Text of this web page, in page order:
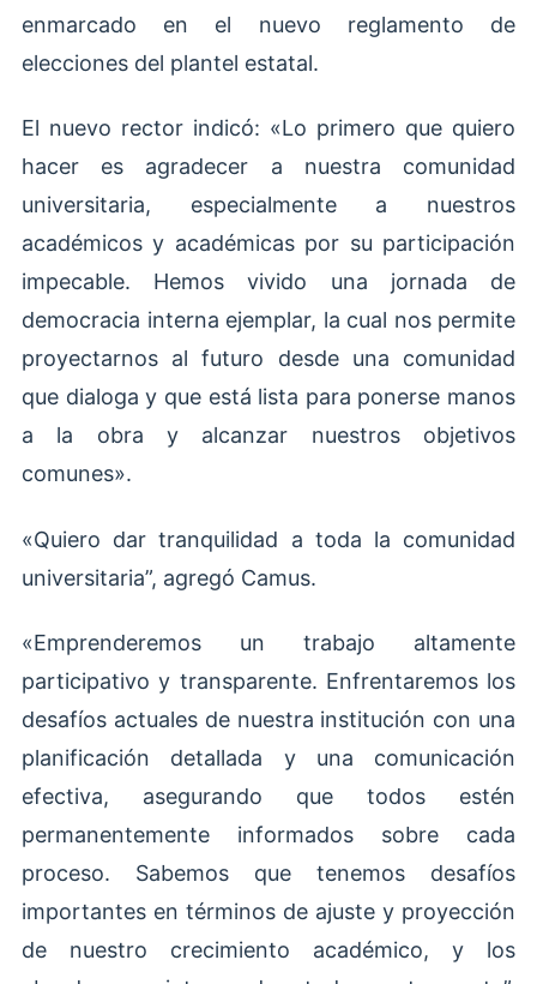
enmarcado en el nuevo reglamento de
elecciones del plantel estatal.
El nuevo rector indicó: «Lo primero que quiero
hacer es agradecer a nuestra comunidad
universitaria, especialmente a nuestros
académicos y académicas por su participación
impecable. Hemos vivido una jornada de
democracia interna ejemplar, la cual nos permite
proyectarnos al futuro desde una comunidad
que dialoga y que está lista para ponerse manos
a la obra y alcanzar nuestros objetivos
comunes».
«Quiero dar tranquilidad a toda la comunidad
universitaria”, agregó Camus.
«Emprenderemos un trabajo altamente
participativo y transparente. Enfrentaremos los
desafíos actuales de nuestra institución con una
planificación detallada y una comunicación
efectiva, asegurando que todos estén
permanentemente informados sobre cada
proceso. Sabemos que tenemos desafíos
importantes en términos de ajuste y proyección
de nuestro crecimiento académico, y los